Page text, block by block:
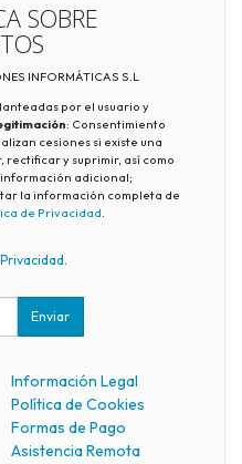
SOBRE
INFORMÁTICAS S.L
por el usuario y
: Consentimiento
cesiones si existe una
rectificar y suprimir, así como
adicional;
la información completa de
de Privacidad.
.
Enviar
Información Legal
Política de Cookies
Formas de Pago
Asistencia Remota